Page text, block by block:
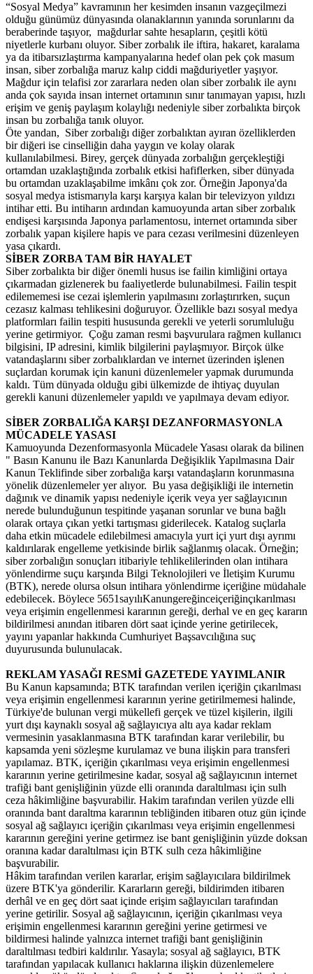
“Sosyal Medya” kavramının her kesimden insanın vazgeçilmezi
olduğu günümüz dünyasında olanaklarının yanında sorunlarını da
beraberinde taşıyor, mağdurlar sahte hesapların, çeşitli kötü
niyetlerle kurbanı oluyor. Siber zorbalık ile iftira, hakaret, karalama
ya da itibarsızlaştırma kampanyalarına hedef olan pek çok masum
insan, siber zorbalığa maruz kalıp ciddi mağduriyetler yaşıyor.
Mağdur için telafisi zor zararlara neden olan siber zorbalık ile aynı
anda çok sayıda insan internet ortamının sınır tanımayan yapısı, hızlı
erişim ve geniş paylaşım kolaylığı nedeniyle siber zorbalıkta birçok
insan bu zorbalığa tanık oluyor.
Öte yandan, Siber zorbalığı diğer zorbalıktan ayıran özelliklerden
bir diğeri ise cinselliğin daha yaygın ve kolay olarak
kullanılabilmesi. Birey, gerçek dünyada zorbalığın gerçekleştiği
ortamdan uzaklaştığında zorbalık etkisi hafiflerken, siber dünyada
bu ortamdan uzaklaşabilme imkânı çok zor. Örneğin Japonya'da
sosyal medya istismarıyla karşı karşıya kalan bir televizyon yıldızı
intihar etti. Bu intiharın ardından kamuoyunda artan siber zorbalık
endişesi karşısında Japonya parlamentosu, internet ortamında siber
zorbalık yapan kişilere hapis ve para cezası verilmesini düzenleyen
yasa çıkardı.
SİBER ZORBA TAM BİR HAYALET
Siber zorbalıkta bir diğer önemli husus ise failin kimliğini ortaya
çıkarmadan gizlenerek bu faaliyetlerde bulunabilmesi. Failin tespit
edilememesi ise cezai işlemlerin yapılmasını zorlaştırırken, suçun
cezasız kalması tehlikesini doğuruyor. Özellikle bazı sosyal medya
platformları failin tespiti hususunda gerekli ve yeterli sorumluluğu
yerine getirmiyor. Çoğu zaman resmi başvurulara rağmen kullanıcı
bilgisini, IP adresini, kimlik bilgilerini paylaşmıyor. Birçok ülke
vatandaşlarını siber zorbalıklardan ve internet üzerinden işlenen
suçlardan korumak için kanuni düzenlemeler yapmak durumunda
kaldı. Tüm dünyada olduğu gibi ülkemizde de ihtiyaç duyulan
gerekli kanuni düzenlemeler yapıldı ve yapılmaya devam ediyor.
SİBER ZORBALIĞA KARŞI DEZANFORMASYONLA
MÜCADELE YASASI
Kamuoyunda Dezenformasyonla Mücadele Yasası olarak da bilinen
" Basın Kanunu ile Bazı Kanunlarda Değişiklik Yapılmasına Dair
Kanun Teklifinde siber zorbalığa karşı vatandaşların korunmasına
yönelik düzenlemeler yer alıyor. Bu yasa değişikliği ile internetin
dağınık ve dinamik yapısı nedeniyle içerik veya yer sağlayıcının
nerede bulunduğunun tespitinde yaşanan sorunlar ve buna bağlı
olarak ortaya çıkan yetki tartışması giderilecek. Katalog suçlarla
daha etkin mücadele edilebilmesi amacıyla yurt içi yurt dışı ayrımı
kaldırılarak engelleme yetkisinde birlik sağlanmış olacak. Örneğin;
siber zorbalığın sonuçları itibariyle tehlikelilerinden olan intihara
yönlendirme suçu karşında Bilgi Teknolojileri ve İletişim Kurumu
(BTK), nerede olursa olsun intihara yönlendirme içeriğine müdahale
edebilecek. Böylece 5651sayılıKanungereğinceiçeriğinçıkarılması
veya erişimin engellenmesi kararının gereği, derhal ve en geç kararın
bildirilmesi anından itibaren dört saat içinde yerine getirilecek,
yayını yapanlar hakkında Cumhuriyet Başsavcılığına suç
duyurusunda bulunulacak.
REKLAM YASAĞI RESMİ GAZETEDE YAYIMLANIR
Bu Kanun kapsamında; BTK tarafından verilen içeriğin çıkarılması
veya erişimin engellenmesi kararının yerine getirilmemesi halinde,
Türkiye'de bulunan vergi mükellefi gerçek ve tüzel kişilerin, ilgili
yurt dışı kaynaklı sosyal ağ sağlayıcıya altı aya kadar reklam
vermesinin yasaklanmasına BTK tarafından karar verilebilir, bu
kapsamda yeni sözleşme kurulamaz ve buna ilişkin para transferi
yapılamaz. BTK, içeriğin çıkarılması veya erişimin engellenmesi
kararının yerine getirilmesine kadar, sosyal ağ sağlayıcının internet
trafiği bant genişliğinin yüzde elli oranında daraltılması için sulh
ceza hâkimliğine başvurabilir. Hakim tarafından verilen yüzde elli
oranında bant daraltma kararının tebliğinden itibaren otuz gün içinde
sosyal ağ sağlayıcı içeriğin çıkarılması veya erişimin engellenmesi
kararının gereğini yerine getirmez ise bant genişliğinin yüzde doksan
oranına kadar daraltılması için BTK sulh ceza hâkimliğine
başvurabilir.
Hâkim tarafından verilen kararlar, erişim sağlayıcılara bildirilmek
üzere BTK'ya gönderilir. Kararların gereği, bildirimden itibaren
derhâl ve en geç dört saat içinde erişim sağlayıcıları tarafından
yerine getirilir. Sosyal ağ sağlayıcının, içeriğin çıkarılması veya
erişimin engellenmesi kararının gereğini yerine getirmesi ve
bildirmesi halinde yalnızca internet trafiği bant genişliğinin
daraltılması tedbiri kaldırılır. Yasayla; sosyal ağ sağlayıcı, BTK
tarafından yapılacak kullanıcı haklarına ilişkin düzenlemelere